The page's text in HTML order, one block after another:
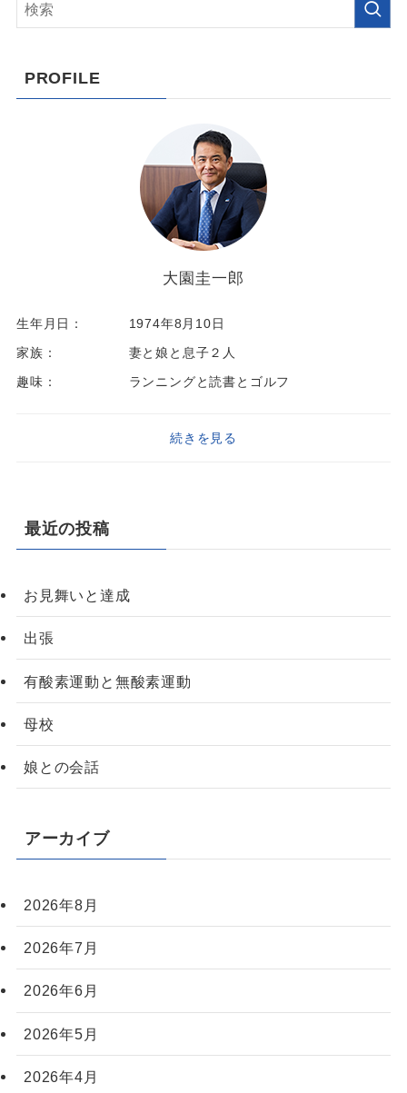
PROFILE
大園圭一郎
生年月日：
1974年8月10日
家族：
妻と娘と息子２人
趣味：
ランニングと読書とゴルフ
続きを見る
最近の投稿
お見舞いと達成
出張
有酸素運動と無酸素運動
母校
娘との会話
アーカイブ
2026年8月
2026年7月
2026年6月
2026年5月
2026年4月